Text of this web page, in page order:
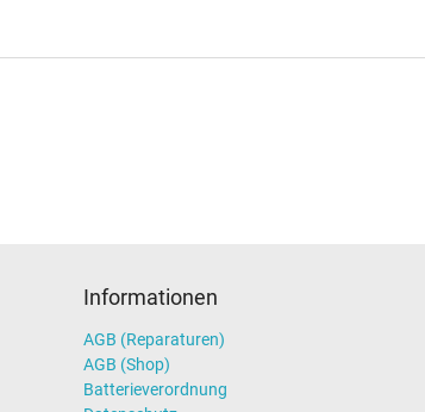
Informationen
AGB (Reparaturen)
AGB (Shop)
Batterieverordnung